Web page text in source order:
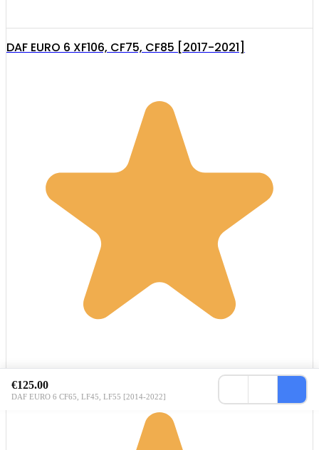
DAF EURO 6 XF106, CF75, CF85 [2017-2021]
€125.00
DAF EURO 6 CF65, LF45, LF55 [2014-2022]